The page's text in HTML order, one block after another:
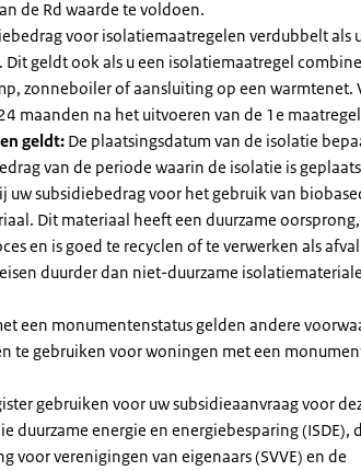
de Rd waarde te voldoen.
voor isolatiemaatregelen verdubbelt als
geldt ook als u een isolatiemaatregel
zonneboiler of aansluiting op een warmtenet.
maanden na het uitvoeren van de 1e
geldt: De plaatsingsdatum van de isolatie
van de periode waarin de isolatie is
uw subsidiebedrag voor het gebruik van
Dit materiaal heeft een duurzame oorsprong,
en is goed te recyclen of te verwerken als
duurder dan niet-duurzame
een monumentenstatus gelden andere
te gebruiken voor woningen met een
gebruiken voor uw subsidieaanvraag voor
duurzame energie en energiebesparing (ISDE),
voor verenigingen van eigenaars (SVVE) en de